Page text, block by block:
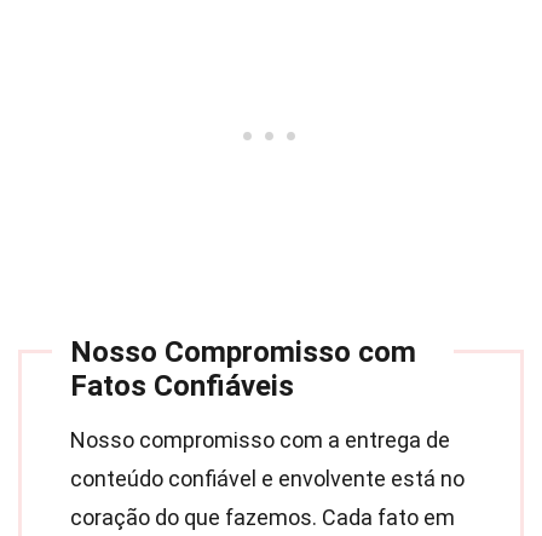
Nosso Compromisso com
Fatos Confiáveis
Nosso compromisso com a entrega de
conteúdo confiável e envolvente está no
coração do que fazemos. Cada fato em